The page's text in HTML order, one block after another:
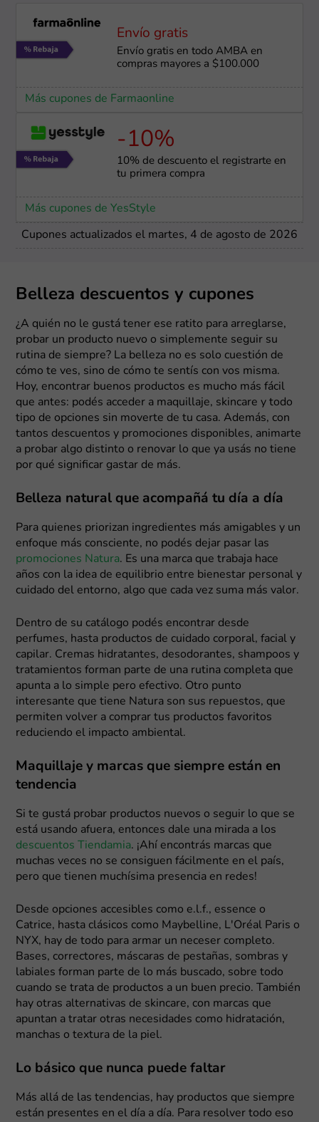
Envío gratis
Envío gratis en todo AMBA en
compras mayores a $100.000
Más cupones de Farmaonline
-10%
10% de descuento el registrarte en
tu primera compra
Más cupones de YesStyle
Cupones actualizados el martes, 4 de agosto de 2026
Belleza descuentos y cupones
¿A quién no le gustá tener ese ratito para arreglarse,
probar un producto nuevo o simplemente seguir su
rutina de siempre? La belleza no es solo cuestión de
cómo te ves, sino de cómo te sentís con vos misma.
Hoy, encontrar buenos productos es mucho más fácil
que antes: podés acceder a maquillaje, skincare y todo
tipo de opciones sin moverte de tu casa. Además, con
tantos descuentos y promociones disponibles, animarte
a probar algo distinto o renovar lo que ya usás no tiene
por qué significar gastar de más.
Belleza natural que acompañá tu día a día
Para quienes priorizan ingredientes más amigables y un
enfoque más consciente, no podés dejar pasar las
promociones Natura. Es una marca que trabaja hace
años con la idea de equilibrio entre bienestar personal y
cuidado del entorno, algo que cada vez suma más valor.
Dentro de su catálogo podés encontrar desde
perfumes, hasta productos de cuidado corporal, facial y
capilar. Cremas hidratantes, desodorantes, shampoos y
tratamientos forman parte de una rutina completa que
apunta a lo simple pero efectivo. Otro punto
interesante que tiene Natura son sus repuestos, que
permiten volver a comprar tus productos favoritos
reduciendo el impacto ambiental.
Maquillaje y marcas que siempre están en
tendencia
Si te gustá probar productos nuevos o seguir lo que se
está usando afuera, entonces dale una mirada a los
descuentos Tiendamia. ¡Ahí encontrás marcas que
muchas veces no se consiguen fácilmente en el país,
pero que tienen muchísima presencia en redes!
Desde opciones accesibles como e.l.f., essence o
Catrice, hasta clásicos como Maybelline, L'Oréal Paris o
NYX, hay de todo para armar un neceser completo.
Bases, correctores, máscaras de pestañas, sombras y
labiales forman parte de lo más buscado, sobre todo
cuando se trata de productos a un buen precio. También
hay otras alternativas de skincare, con marcas que
apuntan a tratar otras necesidades como hidratación,
manchas o textura de la piel.
Lo básico que nunca puede faltar
Más allá de las tendencias, hay productos que siempre
están presentes en el día a día. Para resolver todo eso